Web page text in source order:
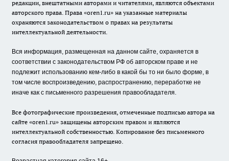
редакции, внештатными авторами и читателями, являются объектами
авторского права. Права «oren1.ru» на указанные материалы
охраняются законодательством о правах на результаты
интеллектуальной деятельности.
Вся информация, размещенная на данном сайте, охраняется в
соответствии с законодательством РФ об авторском праве и не
подлежит использованию кем-либо в какой бы то ни было форме, в
том числе воспроизведению, распространению, переработке не
иначе как с письменного разрешения правообладателя.
Все фотографические произведения, отмеченные подписью автора на
сайте «oren1.ru» защищены авторским правом и являются
интеллектуальной собственностью. Копирование без письменного
согласия правообладателя запрещено.